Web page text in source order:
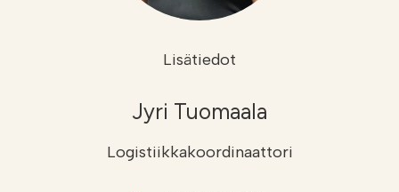
Lisätiedot
Jyri Tuomaala
Logistiikkakoordinaattori